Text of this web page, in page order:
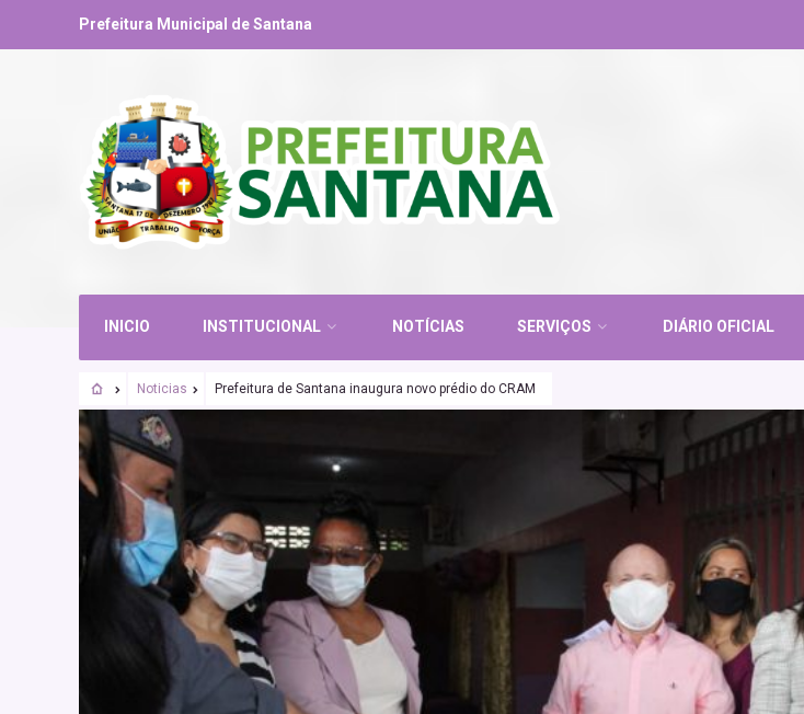
Prefeitura Municipal de Santana
INICIO INSTITUCIONAL NOTÍCIAS SERVIÇOS DIÁRIO OFICIAL
Noticias Prefeitura de Santana inaugura novo prédio do CRAM